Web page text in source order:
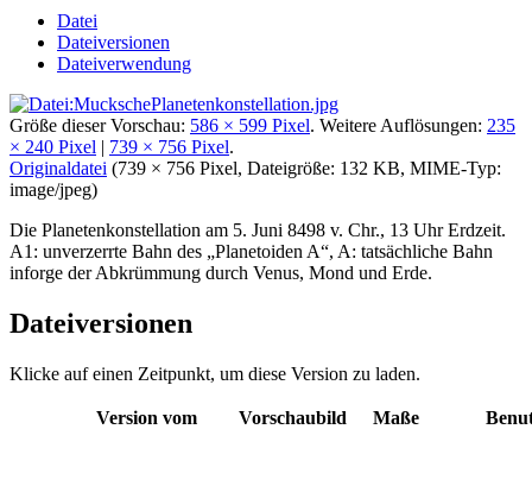
Datei
Dateiversionen
Dateiverwendung
Größe dieser Vorschau: 586 × 599 Pixel. Weitere Auflösungen: 235
× 240 Pixel | 739 × 756 Pixel.
Originaldatei (739 × 756 Pixel, Dateigröße: 132 KB, MIME-Typ:
image/jpeg)
Die Planetenkonstellation am 5. Juni 8498 v. Chr., 13 Uhr Erdzeit.
A1: unverzerrte Bahn des „Planetoiden A“, A: tatsächliche Bahn
inforge der Abkrümmung durch Venus, Mond und Erde.
Dateiversionen
Klicke auf einen Zeitpunkt, um diese Version zu laden.
Version vom Vorschaubild Maße